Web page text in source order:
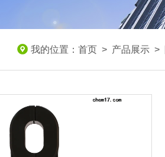
我的位置： 首页 > 产品展示 >